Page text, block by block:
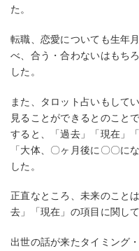
た。
転職、恋愛についても生年
べ、合う・合わないはもち
した。
また、タロット占いもして
見ることができるとのこと
すると、「過去」「現在」
「大体、〇ヶ月後に〇〇に
した。
正直なところ、未来のこと
去」「現在」の項目に関し
出世の話が来たタイミング